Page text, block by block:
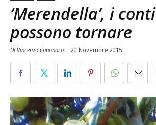
‘Merendella’, i conti
possono tornare
Di Vincenzo Canonaco - 20 Novembre 2015